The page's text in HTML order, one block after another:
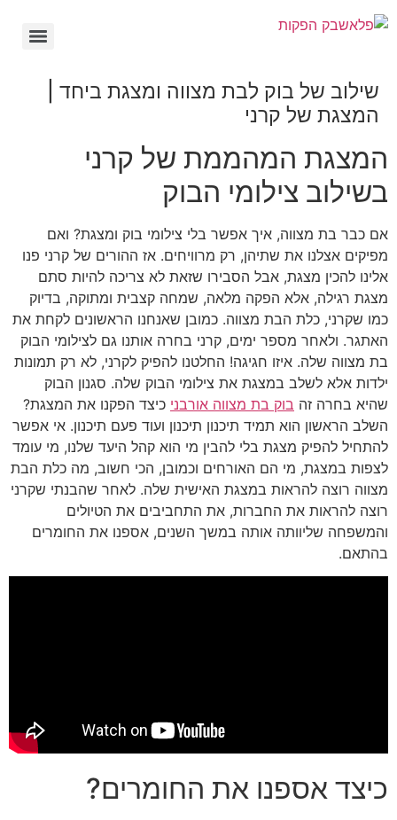
שילוב של בוק לבת מצווה ומצגת ביחד |
המצגת של קרני
המצגת המהממת של קרני
בשילוב צילומי הבוק
אם כבר בת מצווה, איך אפשר בלי צילומי בוק ומצגת? ואם
מפיקים אצלנו את שתיהן, רק מרוויחים. אז ההורים של קרני פנו
אלינו להכין מצגת, אבל הסבירו שזאת לא צריכה להיות סתם
מצגת רגילה, אלא הפקה מלאה, שמחה קצבית ומתוקה, בדיוק
כמו שקרני, כלת הבת מצווה. כמובן שאנחנו הראשונים לקחת את
האתגר. ולאחר מספר ימים, קרני בחרה אותנו גם לצילומי הבוק
בת מצווה שלה. איזו חגיגה! החלטנו להפיק לקרני, לא רק תמונות
ילדות אלא לשלב במצגת את צילומי הבוק שלה. סגנון הבוק
שהיא בחרה זה בוק בת מצווה אורבני כיצד הפקנו את המצגת?
השלב הראשון הוא תמיד תיכנון תיכנון ועוד פעם תיכנון. אי אפשר
להתחיל להפיק מצגת בלי להבין מי הוא קהל היעד שלנו, מי עומד
לצפות במצגת, מי הם האורחים וכמובן, הכי חשוב, מה כלת הבת
מצווה רוצה להראות במצגת האישית שלה. לאחר שהבנתי שקרני
רוצה להראות את החברות, את התחביבים את הטיולים
והמשפחה שליוותה אותה במשך השנים, אספנו את החומרים
בהתאם.
כיצד אספנו את החומרים?